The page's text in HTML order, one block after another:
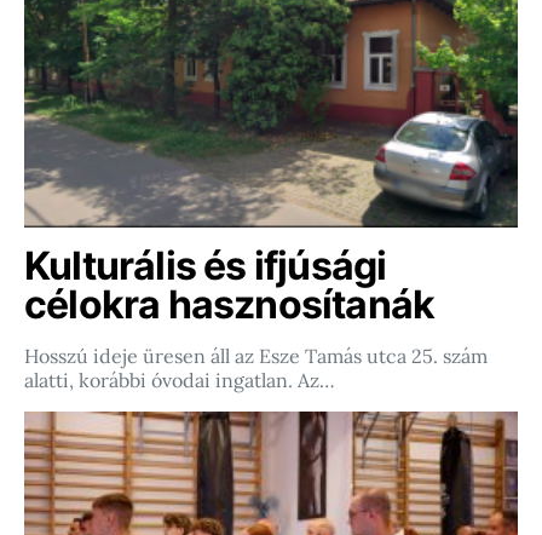
Kulturális és ifjúsági
célokra hasznosítanák
Hosszú ideje üresen áll az Esze Tamás utca 25. szám
alatti, korábbi óvodai ingatlan. Az…